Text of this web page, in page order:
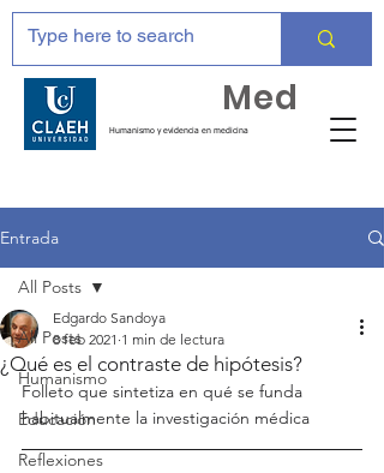
Humanismo y evidencia en medicina
Med
Entrada
All Posts
Humanismo
Educación
Reflexiones
All Posts
¿Qué es el contraste de hipótesis?
Edgardo Sandoya
8 feb 2021 1 min de lectura
Folleto que sintetiza en qué se funda
habitualmente la investigación médica